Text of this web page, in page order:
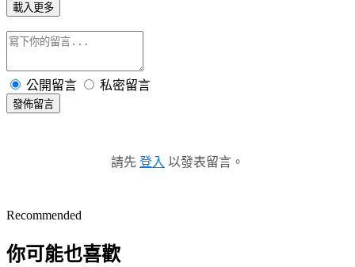
載入更多
公開留言 私密留言
發佈留言
請先 登入 以發表留言。
Recommended
你可能也喜歡